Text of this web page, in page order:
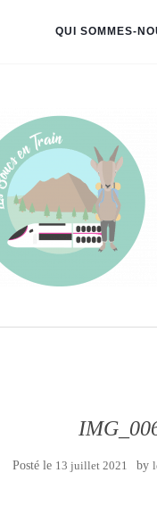
QUI SOMMES-
Posté le 13 juillet 2021 by